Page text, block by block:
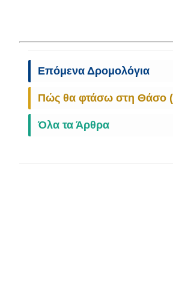
Επόμενα Δρομολόγια
Πώς θα φτάσω στη Θάσο
Όλα τα Άρθρα